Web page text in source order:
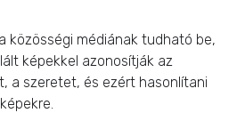
közösségi médiának tudható be,
képekkel azonosítják az
a szeretet, és ezért hasonlítani